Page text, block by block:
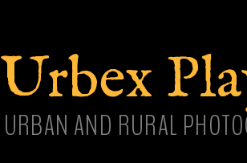
Urbex
URBAN AND RURAL